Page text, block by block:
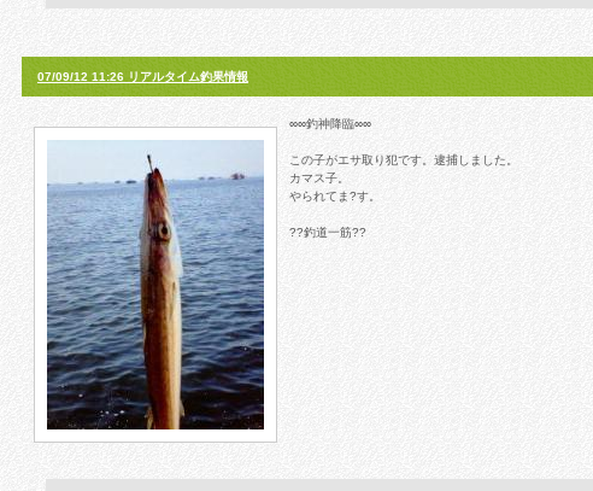
07/09/12 11:26 リアルタイム釣果情報
∞∞釣神降臨∞∞
この子がエサ取り犯です。逮捕しました。
カマス子。
やられてま?す。
??釣道一筋??